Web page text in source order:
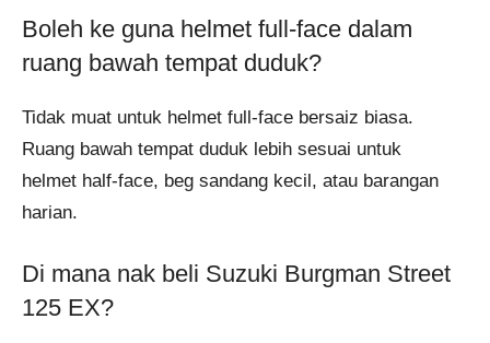
Boleh ke guna helmet full-face dalam
ruang bawah tempat duduk?
Tidak muat untuk helmet full-face bersaiz biasa.
Ruang bawah tempat duduk lebih sesuai untuk
helmet half-face, beg sandang kecil, atau barangan
harian.
Di mana nak beli Suzuki Burgman Street
125 EX?